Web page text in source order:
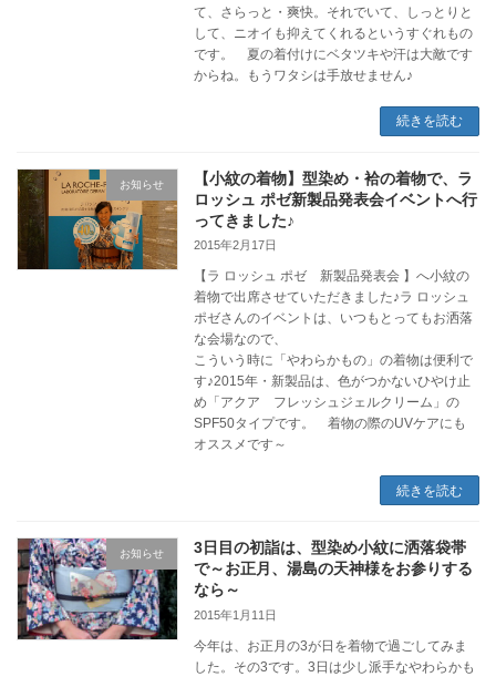
て、さらっと・爽快。それでいて、しっとりと
して、ニオイも抑えてくれるというすぐれもの
です。 夏の着付けにベタツキや汗は大敵です
からね。もうワタシは手放せません♪
続きを読む
お知らせ
【小紋の着物】型染め・袷の着物で、ラ
ロッシュ ポゼ新製品発表会イベントへ行
ってきました♪
2015年2月17日
【ラ ロッシュ ポゼ 新製品発表会 】へ小紋の
着物で出席させていただきました♪ラ ロッシュ
ポゼさんのイベントは、いつもとってもお洒落
な会場なので、
こういう時に「やわらかもの」の着物は便利で
す♪2015年・新製品は、色がつかないひやけ止
め「アクア フレッシュジェルクリーム」の
SPF50タイプです。 着物の際のUVケアにも
オススメです～
続きを読む
お知らせ
3日目の初詣は、型染め小紋に洒落袋帯
で～お正月、湯島の天神様をお参りする
なら～
2015年1月11日
今年は、お正月の3が日を着物で過ごしてみま
した。その3です。3日は少し派手なやわらかも